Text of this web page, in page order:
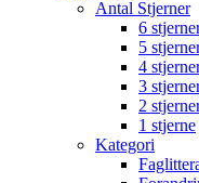
Antal Stjerner
6
5
4
3
2
1 stjerne
Kategori